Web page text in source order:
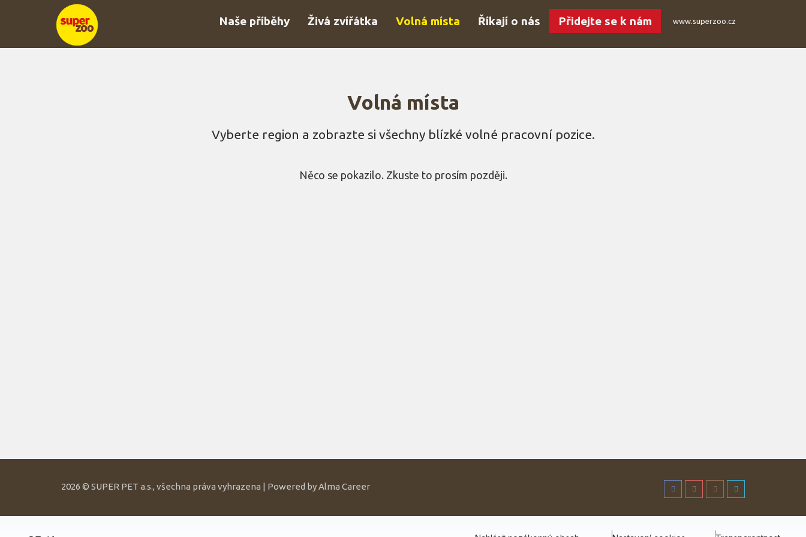
Naše příběhy Živá zvířátka Volná místa Říkají o nás Přidejte se k nám www.superzoo.cz
Volná místa
Vyberte region a zobrazte si všechny blízké volné pracovní pozice.
Něco se pokazilo. Zkuste to prosím později.
2026 © SUPER PET a.s., všechna práva vyhrazena | Powered byAlma Career